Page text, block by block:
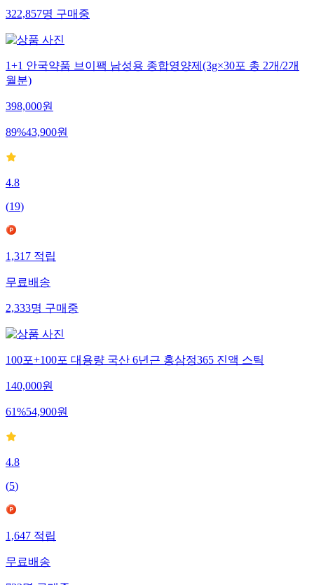
322,857명구매중
1+1 안국약품 브이팩 남성용 종합영양제(3g×30포 총 2개/2개
월분)
398,000원
89%43,900원
4.8
(19)
1,317적립
무료배송
2,333명구매중
100포+100포 대용량 국산 6년근 홍삼정365 진액 스틱
140,000원
61%54,900원
4.8
(5)
1,647적립
무료배송